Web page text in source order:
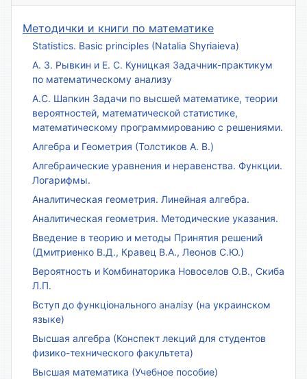
Методички и книги по математике
Statistics. Basic principles (Natalia Shyriaieva)
А. З. Рывкин и Е. С. Куницкая Задачник-практикум
по математическому анализу
А.С. Шапкин Задачи по высшей математике, теории
вероятностей, математической статистике,
математическому программированию с решениями.
Алгебра и Геометрия (Толстиков А. В.)
Алгебраические уравнения и неравенства. Функции.
Логарифмы.
Аналитическая геометрия. Линейная алгебра.
Аналитическая геометрия. Методические указания.
Введение в теорию и методы Принятия решений
(Дмитриенко В.Д., Кравец В.А., Леонов С.Ю.)
Вероятность и Комбинаторика Новоселов О.В., Скиба
Л.П.
Вступ до функціонального аналізу (на украинском
языке)
Высшая алгебра (Конспект лекций для студентов
физико-технического факультета)
Высшая математика (Учебное пособие)